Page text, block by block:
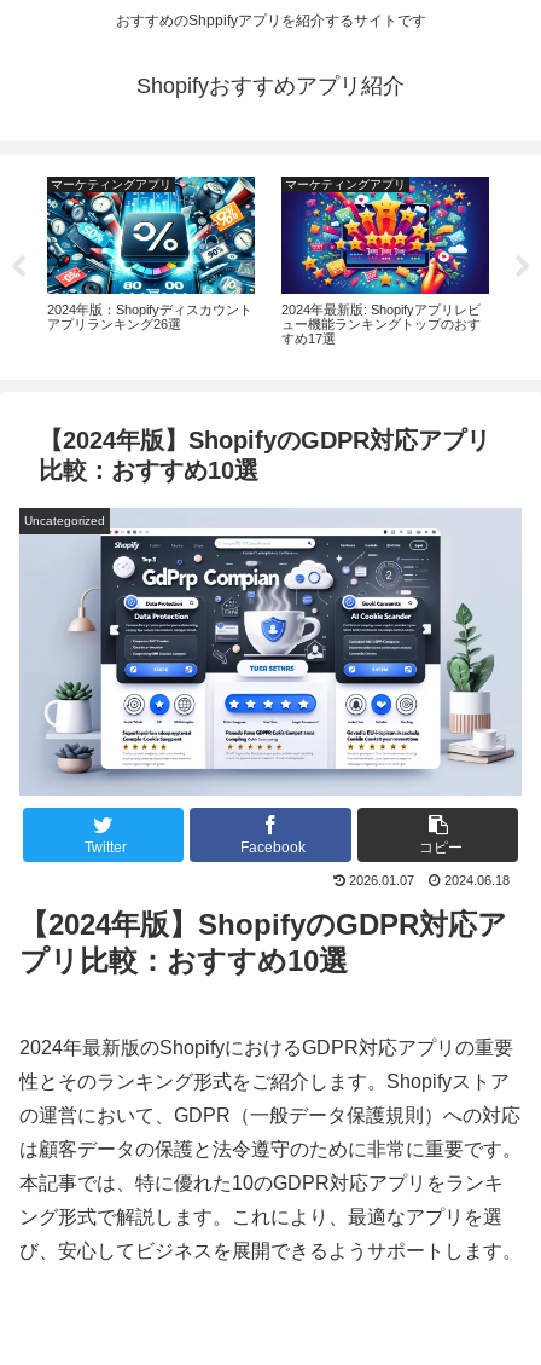
おすすめのShppifyアプリを紹介するサイトです
Shopifyおすすめアプリ紹介
マーケティングアプリ
2024年版：Shopifyディスカウント
アプリランキング26選
マーケティングアプリ
2024年最新版: Shopifyアプリレビ
ュー機能ランキングトップのおす
すめ17選
【2024年版】ShopifyのGDPR対応アプリ
比較：おすすめ10選
Uncategorized
Twitter Facebook コピー
2026.01.07 2024.06.18
【2024年版】ShopifyのGDPR対応ア
プリ比較：おすすめ10選
2024年最新版のShopifyにおけるGDPR対応アプリの重要
性とそのランキング形式をご紹介します。Shopifyストア
の運営において、GDPR（一般データ保護規則）への対応
は顧客データの保護と法令遵守のために非常に重要です。
本記事では、特に優れた10のGDPR対応アプリをランキ
ング形式で解説します。これにより、最適なアプリを選
び、安心してビジネスを展開できるようサポートします。